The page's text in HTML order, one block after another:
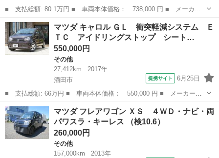
■ 支払総額: 80.1万円 ■ 車両本体価格： 738,000 円 ■ メーカー
名： マツダ ■ 車種名： フレアクロスオーバー ■ グレード
名： ＸＧ 衝突被害軽減装置 シートヒーター ■ 排気量： 650cc
■ ド...
山形 新庄市 その他
マツダ キャロル ＧＬ 衝突軽減システム Ｅ
ＴＣ アイドリングストップ シート…
550,000円
その他
27,412km
2017年
酒田市
提携サイト 6月25日
■ 支払総額: 66万円 ■ 車両本体価格： 550,000 円 ■ メーカー
名： マツダ ■ 車種名： キャロル ■ グレード名： ＧＬ 衝突
軽減システム ＥＴＣ アイドリングストップ シートヒーター キ
ーレス 純正ＣＤ...
山形 酒田市 その他
マツダ フレアワゴン ＸＳ ４ＷＤ・ナビ・両
パワスラ・キーレス （検10.6）
260,000円
その他
157,000km
2013年